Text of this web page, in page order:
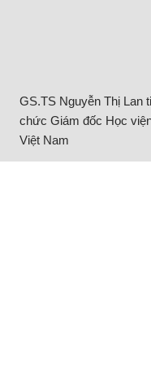
GS.TS Nguyễn Thị Lan
chức Giám đốc Học
Việt Nam